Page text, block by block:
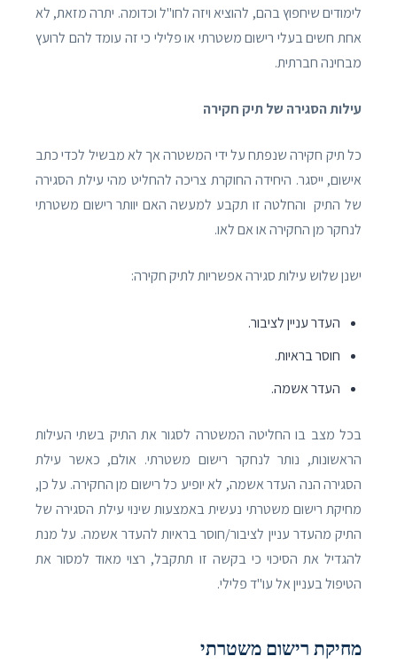
לימודים שיחפוץ בהם, להוציא ויזה לחו"ל וכדומה. יתרה מזאת, לא
אחת חשים בעלי רישום משטרתי או פלילי כי זה עומד להם לרועץ
מבחינה חברתית.
עילות הסגירה של תיק חקירה
כל תיק חקירה שנפתח על ידי המשטרה אך לא מבשיל לכדי כתב
אישום, ייסגר. היחידה החוקרת צריכה להחליט מהי עילת הסגירה
של התיק והחלטה זו תקבע למעשה האם יוותר רישום משטרתי
לנחקר מן החקירה או אם לאו.
ישנן שלוש עילות סגירה אפשריות לתיק חקירה:
העדר עניין לציבור.
חוסר בראיות.
העדר אשמה.
בכל מצב בו החליטה המשטרה לסגור את התיק בשתי העילות
הראשונות, נותר לנחקר רישום משטרתי. אולם, כאשר עילת
הסגירה הנה העדר אשמה, לא יופיע כל רישום מן החקירה. על כן,
מחיקת רישום משטרתי נעשית באמצעות שינוי עילת הסגירה של
התיק מהעדר עניין לציבור/חוסר בראיות להעדר אשמה. על מנת
להגדיל את הסיכוי כי בקשה זו תתקבל, רצוי מאוד למסור את
הטיפול בעניין אל עו"ד פלילי.
מחיקת רישום משטרתי